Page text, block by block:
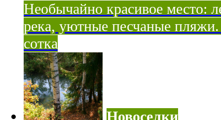
Необычайно красивое место:
река, уютные песчаные
сотка
Новоселки